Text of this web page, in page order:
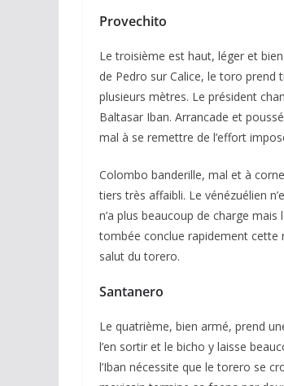
Provechito
Le troisième est haut, léger et
de Pedro sur Calice, le toro prend
plusieurs mètres. Le président
Baltasar Iban. Arrancade et
mal à se remettre de l’effort
Colombo banderille, mal et à
tiers très affaibli. Le vénézuélien
n’a plus beaucoup de charge
tombée conclue rapidement cette
salut du torero.
Santanero
Le quatrième, bien armé, prend
l’en sortir et le bicho y laisse
l’Iban nécessite que le torero se